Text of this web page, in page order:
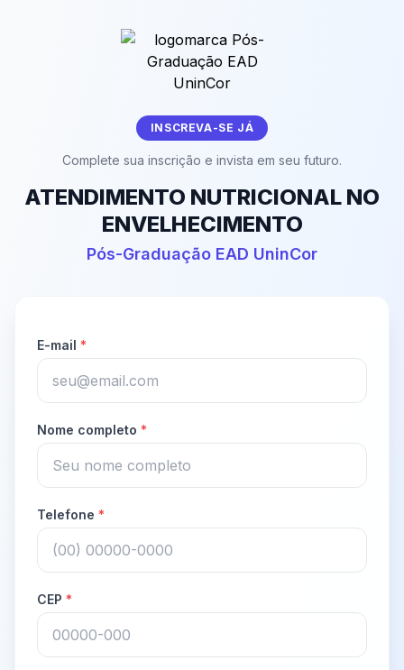
INSCREVA-SE JÁ
Complete sua inscrição e invista em seu futuro.
ATENDIMENTO NUTRICIONAL NO
ENVELHECIMENTO
Pós-Graduação EAD UninCor
E-mail *
Nome completo *
Telefone *
CEP *